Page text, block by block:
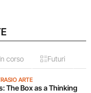
In corso Futuri
ARTE
The Box as a Thinking